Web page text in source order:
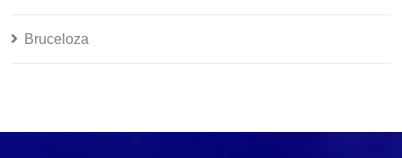
Bruceloza